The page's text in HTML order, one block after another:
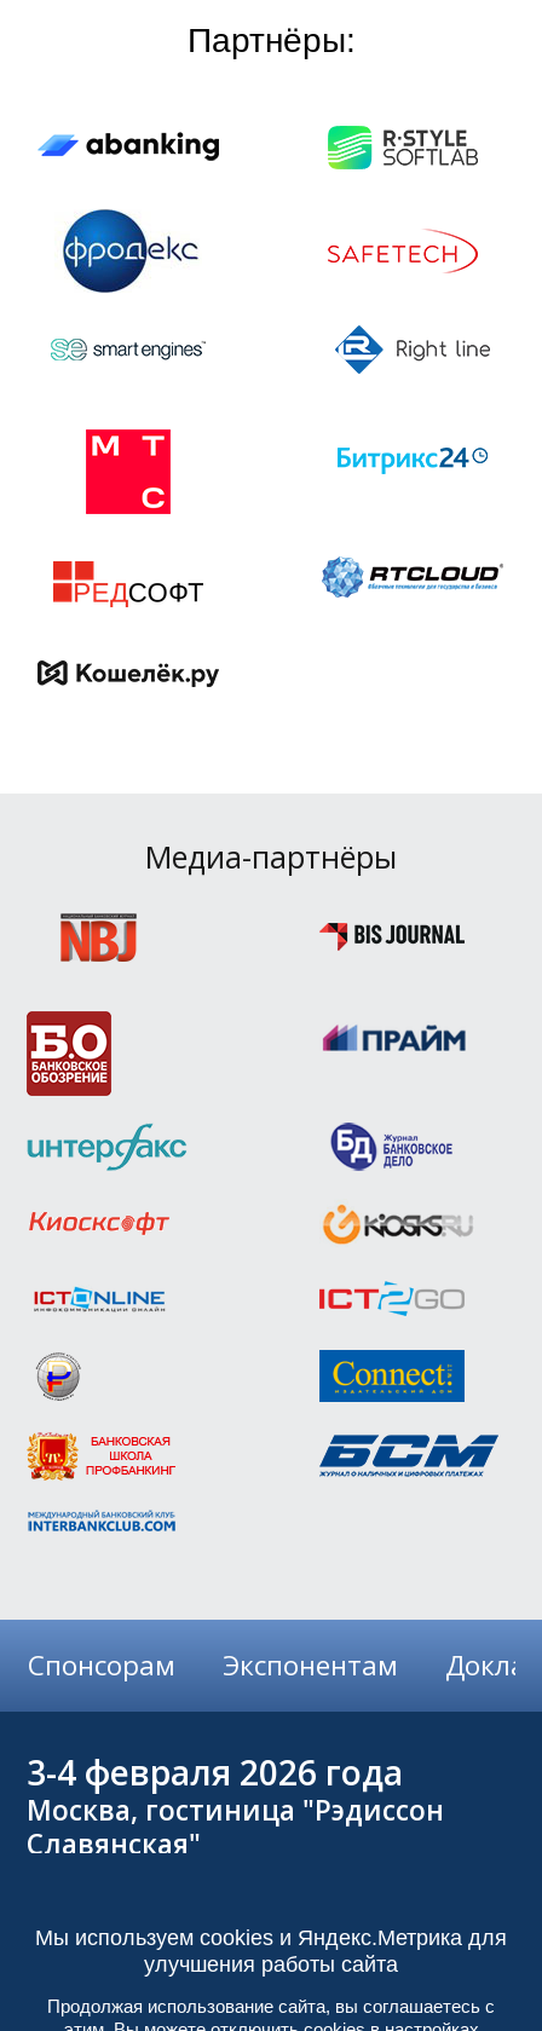
Партнёры:
Медиа-партнёры
Спонсорам Экспонентам
3-4 февраля 2026 года
Москва, гостиница "Рэдиссон
Славянская"
iFin-2026
Организаторы:
Мы используем cookies и Яндекс.Метрика для
улучшения работы сайта
Продолжая использование сайта, вы соглашаетесь с